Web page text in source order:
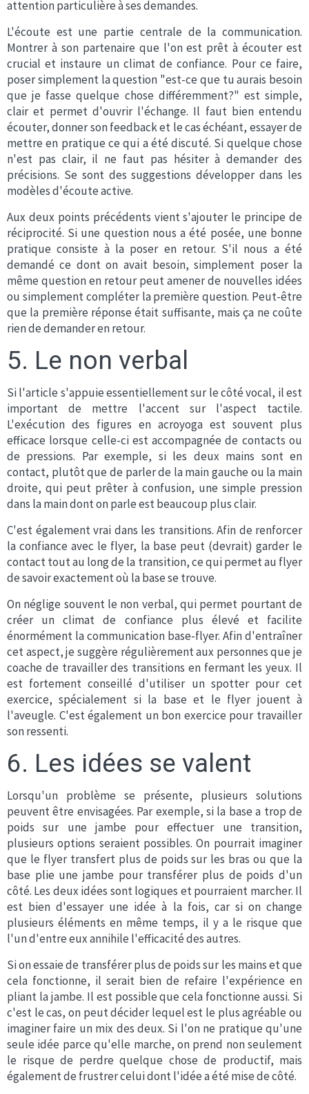
attention particulière à ses demandes.
L'écoute est une partie centrale de la communication.
Montrer à son partenaire que l'on est prêt à écouter est
crucial et instaure un climat de confiance. Pour ce faire,
poser simplement la question "est-ce que tu aurais besoin
que je fasse quelque chose différemment?" est simple,
clair et permet d'ouvrir l'échange. Il faut bien entendu
écouter, donner son feedback et le cas échéant, essayer de
mettre en pratique ce qui a été discuté. Si quelque chose
n'est pas clair, il ne faut pas hésiter à demander des
précisions. Se sont des suggestions développer dans les
modèles d'écoute active.
Aux deux points précédents vient s'ajouter le principe de
réciprocité. Si une question nous a été posée, une bonne
pratique consiste à la poser en retour. S'il nous a été
demandé ce dont on avait besoin, simplement poser la
même question en retour peut amener de nouvelles idées
ou simplement compléter la première question. Peut-être
que la première réponse était suffisante, mais ça ne coûte
rien de demander en retour.
5. Le non verbal
Si l'article s'appuie essentiellement sur le côté vocal, il est
important de mettre l'accent sur l'aspect tactile.
L'exécution des figures en acroyoga est souvent plus
efficace lorsque celle-ci est accompagnée de contacts ou
de pressions. Par exemple, si les deux mains sont en
contact, plutôt que de parler de la main gauche ou la main
droite, qui peut prêter à confusion, une simple pression
dans la main dont on parle est beaucoup plus clair.
C'est également vrai dans les transitions. Afin de renforcer
la confiance avec le flyer, la base peut (devrait) garder le
contact tout au long de la transition, ce qui permet au flyer
de savoir exactement où la base se trouve.
On néglige souvent le non verbal, qui permet pourtant de
créer un climat de confiance plus élevé et facilite
énormément la communication base-flyer. Afin d'entraîner
cet aspect, je suggère régulièrement aux personnes que je
coache de travailler des transitions en fermant les yeux. Il
est fortement conseillé d'utiliser un spotter pour cet
exercice, spécialement si la base et le flyer jouent à
l'aveugle. C'est également un bon exercice pour travailler
son ressenti.
6. Les idées se valent
Lorsqu'un problème se présente, plusieurs solutions
peuvent être envisagées. Par exemple, si la base a trop de
poids sur une jambe pour effectuer une transition,
plusieurs options seraient possibles. On pourrait imaginer
que le flyer transfert plus de poids sur les bras ou que la
base plie une jambe pour transférer plus de poids d'un
côté. Les deux idées sont logiques et pourraient marcher. Il
est bien d'essayer une idée à la fois, car si on change
plusieurs éléments en même temps, il y a le risque que
l'un d'entre eux annihile l'efficacité des autres.
Si on essaie de transférer plus de poids sur les mains et que
cela fonctionne, il serait bien de refaire l'expérience en
pliant la jambe. Il est possible que cela fonctionne aussi. Si
c'est le cas, on peut décider lequel est le plus agréable ou
imaginer faire un mix des deux. Si l'on ne pratique qu'une
seule idée parce qu'elle marche, on prend non seulement
le risque de perdre quelque chose de productif, mais
également de frustrer celui dont l'idée a été mise de côté.